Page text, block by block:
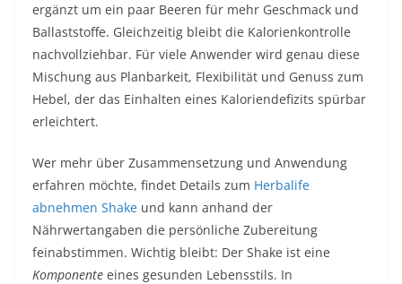
ergänzt um ein paar Beeren für mehr Geschmack und
Ballaststoffe. Gleichzeitig bleibt die Kalorienkontrolle
nachvollziehbar. Für viele Anwender wird genau diese
Mischung aus Planbarkeit, Flexibilität und Genuss zum
Hebel, der das Einhalten eines Kaloriendefizits spürbar
erleichtert.
Wer mehr über Zusammensetzung und Anwendung
erfahren möchte, findet Details zum Herbalife
abnehmen Shake und kann anhand der
Nährwertangaben die persönliche Zubereitung
feinabstimmen. Wichtig bleibt: Der Shake ist eine
Komponente eines gesunden Lebensstils. In